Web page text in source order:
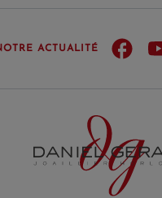
ACTUALITÉ